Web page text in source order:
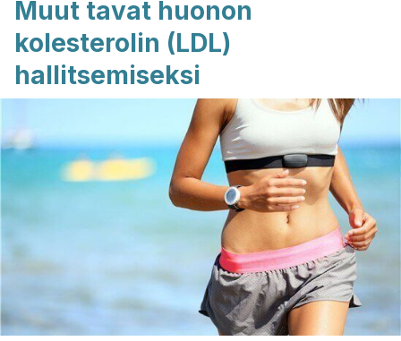
Muut tavat huonon
kolesterolin (LDL)
hallitsemiseksi